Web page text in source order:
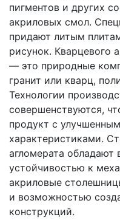
пигментов и других
акриловых смол.
придают литым
рисунок. Кварцевого
— это природные
гранит или кварц,
Технологии
совершенствуются,
продукт с
характеристиками.
агломерата
устойчивостью к
акриловые
и возможностью
конструкций.